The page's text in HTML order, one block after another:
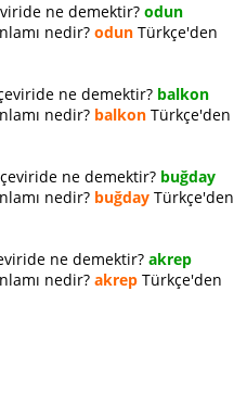
ne demektir? odun
nedir? odun Türkçe'den
ne demektir? balkon
nedir? balkon Türkçe'den
ne demektir? buğday
nedir? buğday Türkçe'den
ne demektir? akrep
nedir? akrep Türkçe'den